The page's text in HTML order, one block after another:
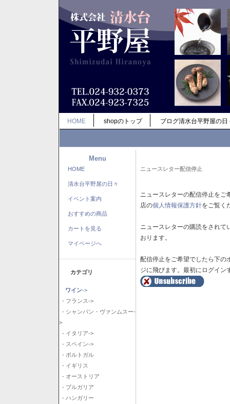
HOME shopのトップ ブログ清水台平野屋の日
Menu
HOME
清水台平野屋の日々
イベント案内
おすすめの商品
カートを見る
マイページへ
カテゴリ
ワイン->
- フランス->
- シャンパン・ヴァンムスー-
>
- イタリア->
- スペイン->
- ポルトガル
- イギリス
- オーストリア
- ブルガリア
- ハンガリー
ニュースレター配信停止
ニュースレターの配信停止を
店の個人情報保護方針をご覧く
ニュースレターの購読をされ
おります。
配信停止をご希望でしたら下の
ジに飛びます。最初にログイン